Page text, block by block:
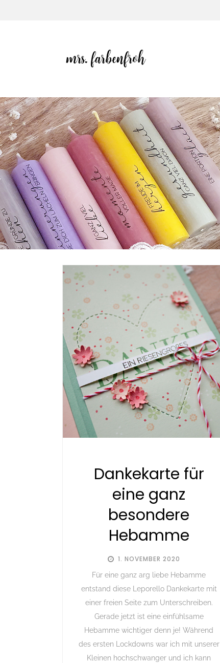
1. NOVEMBER 2020
Dankekarte für
eine ganz
besondere
Hebamme
Für eine ganz arg liebe Hebamme
entstand diese Leporello Dankekarte mit
einer freien Seite zum Unterschreiben.
Gerade jetzt ist eine einfühlsame
Hebamme wichtiger denn je! Während
des ersten Lockdowns war ich mit unserer
Kleinen hochschwanger und ich kann